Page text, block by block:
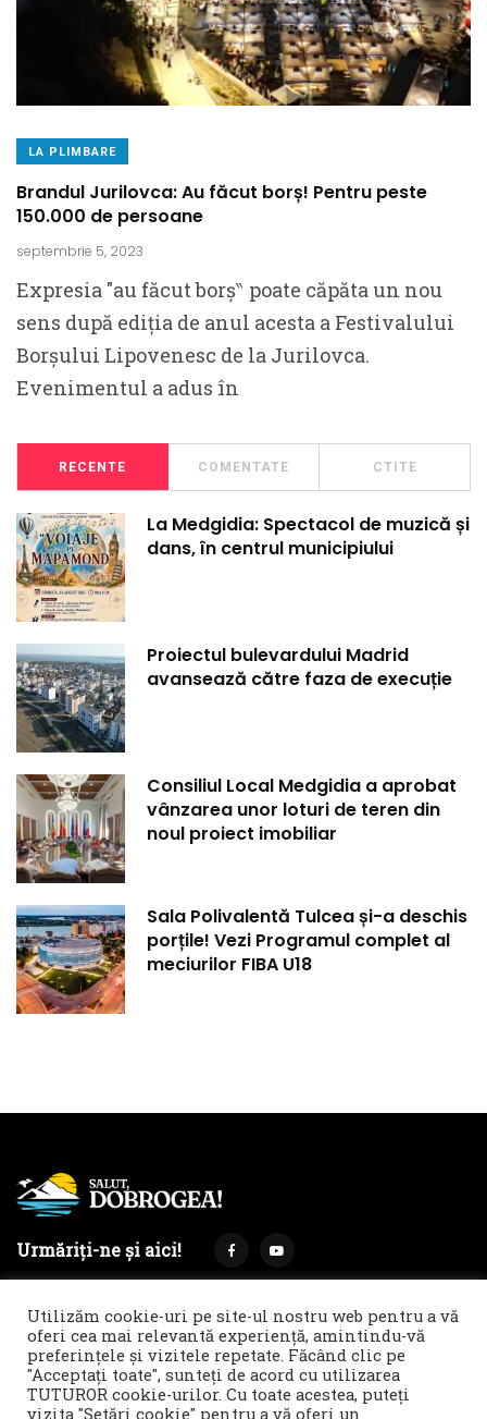
LA PLIMBARE
Brandul Jurilovca: Au făcut borș! Pentru peste
150.000 de persoane
septembrie 5, 2023
Expresia ″au făcut borș‶ poate căpăta un nou
sens după ediția de anul acesta a Festivalului
Borșului Lipovenesc de la Jurilovca.
Evenimentul a adus în
RECENTE COMENTATE CTITE
La Medgidia: Spectacol de muzică și
dans, în centrul municipiului
Proiectul bulevardului Madrid
avansează către faza de execuție
Consiliul Local Medgidia a aprobat
vânzarea unor loturi de teren din
noul proiect imobiliar
Sala Polivalentă Tulcea și-a deschis
porțile! Vezi Programul complet al
meciurilor FIBA U18
Urmăriți-ne și aici!
Termeni și condiții
Politica de cookies & GDPR
Noi îți facem reclamă!
Utilizăm cookie-uri pe site-ul nostru web pentru a vă
oferi cea mai relevantă experiență, amintindu-vă
preferințele și vizitele repetate. Făcând clic pe
"Acceptați toate", sunteți de acord cu utilizarea
TUTUROR cookie-urilor. Cu toate acestea, puteți
vizita "Setări cookie" pentru a vă oferi un